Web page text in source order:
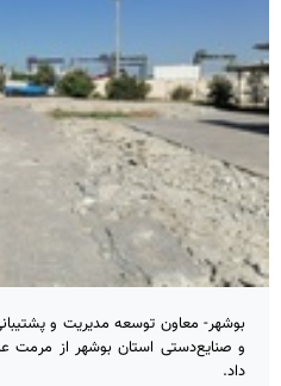
بوشهر- معاون توسعه مدیریت و
و صنایع‌دستی استان بوشهر از مرمت
داد.